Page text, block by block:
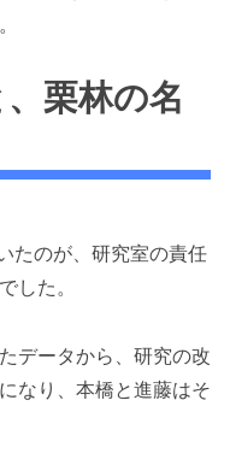
栗林の名
たのが、研究室の責任
した。
データから、研究の改
なり、本橋と進藤はそ